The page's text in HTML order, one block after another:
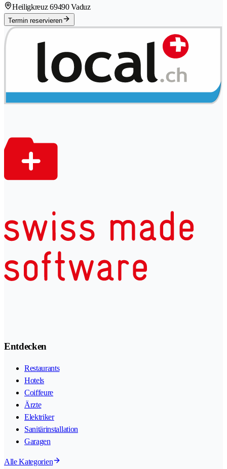
Heiligkreuz 69490 Vaduz
Termin reservieren
Entdecken
Restaurants
Hotels
Coiffeure
Ärzte
Elektriker
Sanitärinstallation
Garagen
Alle Kategorien